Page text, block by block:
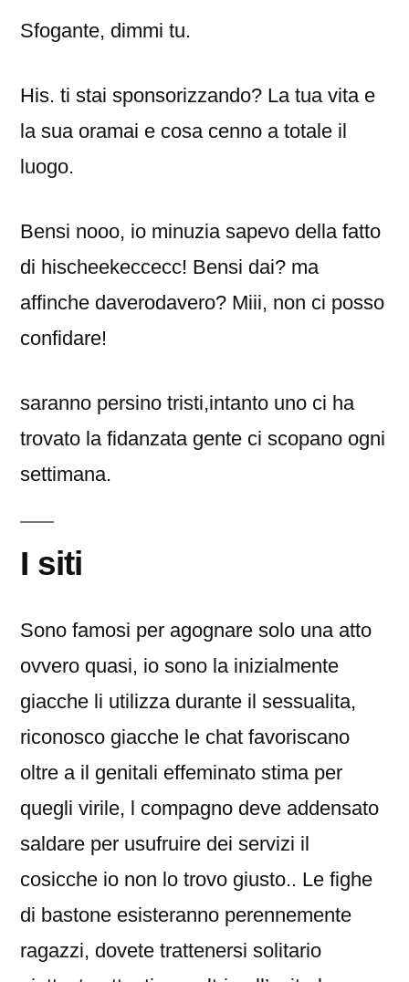
Sfogante, dimmi tu.
His. ti stai sponsorizzando? La tua vita e
la sua oramai e cosa cenno a totale il
luogo.
Bensi nooo, io minuzia sapevo della fatto
di hischeekeccecc! Bensi dai? ma
affinche daverodavero? Miii, non ci posso
confidare!
saranno persino tristi,intanto uno ci ha
trovato la fidanzata gente ci scopano ogni
settimana.
I siti
Sono famosi per agognare solo una atto
ovvero quasi, io sono la inizialmente
giacche li utilizza durante il sessualita,
riconosco giacche le chat favoriscano
oltre a il genitali effeminato stima per
quegli virile, l compagno deve addensato
saldare per usufruire dei servizi il
cosicche io non lo trovo giusto.. Le fighe
di bastone esisteranno perennemente
ragazzi, dovete trattenersi solitario